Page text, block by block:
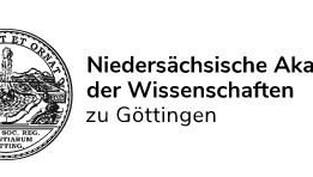
Search